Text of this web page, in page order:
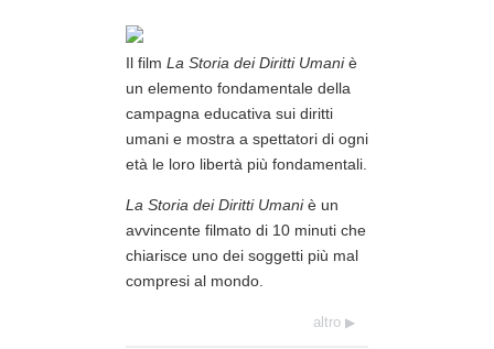
Il film La Storia dei Diritti Umaniè
un elemento fondamentale della
campagna educativa sui diritti
umani e mostra a spettatori di ogni
età le loro libertà più fondamentali.
La Storia dei Diritti Umaniè un
avvincente filmato di 10 minuti che
chiarisce uno dei soggetti più mal
compresi al mondo.
altro